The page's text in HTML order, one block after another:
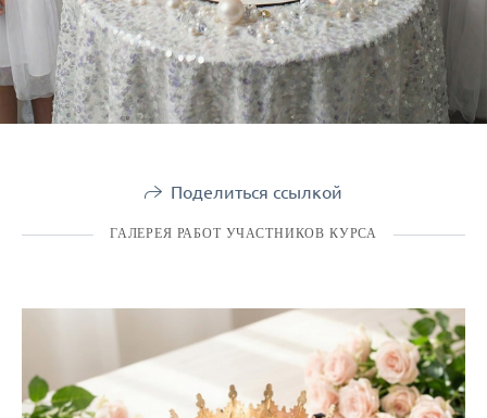
Поделиться ссылкой
ГАЛЕРЕЯ РАБОТ УЧАСТНИКОВ КУРСА